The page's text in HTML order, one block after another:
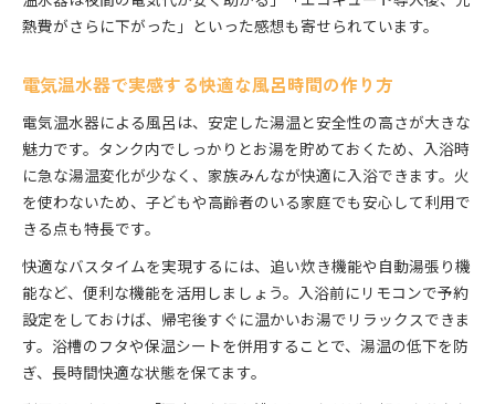
熱費がさらに下がった」といった感想も寄せられています。
電気温水器で実感する快適な風呂時間の作り方
電気温水器による風呂は、安定した湯温と安全性の高さが大きな
魅力です。タンク内でしっかりとお湯を貯めておくため、入浴時
に急な湯温変化が少なく、家族みんなが快適に入浴できます。火
を使わないため、子どもや高齢者のいる家庭でも安心して利用で
きる点も特長です。
快適なバスタイムを実現するには、追い炊き機能や自動湯張り機
能など、便利な機能を活用しましょう。入浴前にリモコンで予約
設定をしておけば、帰宅後すぐに温かいお湯でリラックスできま
す。浴槽のフタや保温シートを併用することで、湯温の低下を防
ぎ、長時間快適な状態を保てます。